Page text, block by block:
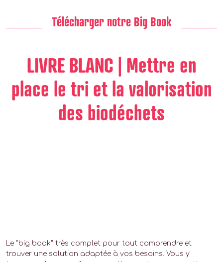
Télécharger notre Big Book
LIVRE BLANC | Mettre en
place le tri et la valorisation
des biodéchets
Le "big book" très complet pour tout comprendre et
trouver une solution adaptée à vos besoins. Vous y